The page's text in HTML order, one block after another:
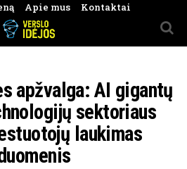
Apie mus Kontaktai
apžvalga: AI gigantų
sektoriaus
laukimas